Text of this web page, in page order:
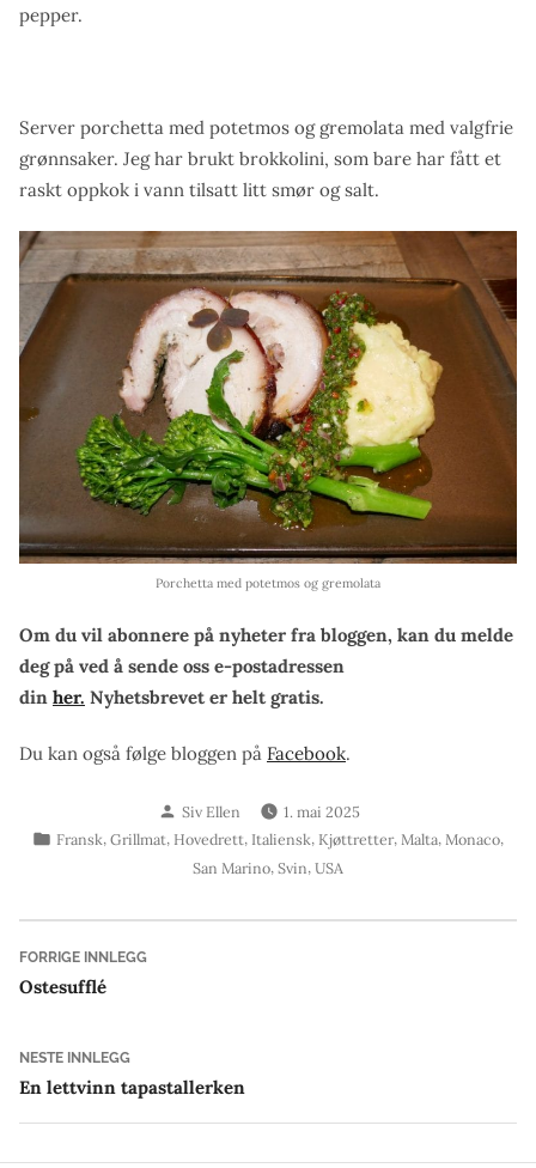
pepper.
Server porchetta med potetmos og gremolata med valgfrie
grønnsaker. Jeg har brukt brokkolini, som bare har fått et
raskt oppkok i vann tilsatt litt smør og salt.
Porchetta med potetmos og gremolata
Om du vil abonnere på nyheter fra bloggen, kan du melde
deg på ved å sende oss e-postadressen
din her. Nyhetsbrevet er helt gratis.
Du kan også følge bloggen på Facebook.
Skrevet
av
Siv Ellen
1. mai 2025
Publisert
Fransk, Grillmat, Hovedrett, Italiensk, Kjøttretter, Malta, Monaco,
San Marino, Svin, USA
Innleggsnavigasjon
FORRIGE INNLEGGForrige
Ostesufflé
NESTE INNLEGGNeste
innlegg:
En lettvinn tapastallerken